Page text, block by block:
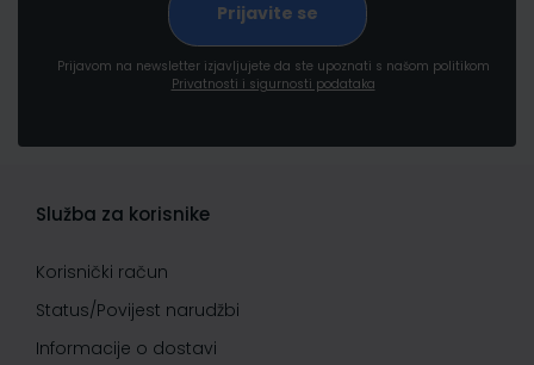
Prijavom na newsletter izjavljujete da ste upoznati s našom politikom
Privatnosti i sigurnosti podataka
Služba za korisnike
Korisnički račun
Status/Povijest narudžbi
Informacije o dostavi